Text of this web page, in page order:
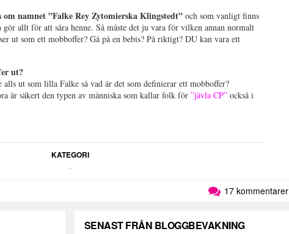
namnet ”Falke Rey Zytomierska Klingstedt” och som vanligt finns
allt för att såra henne. Så måste det ju vara för vilken annan normalt
ut som ett mobboffer? Gå på en bebis? På riktigt? DU kan vara ett
ut?
ut som lilla Falke så vad är det som definierar ett mobboffer?
är säkert den typen av människa som kallar folk för”jävla CP” också i
KATEGORI
.
17 kommentarer
SENAST FRÅN BLOGGBEVAKNING